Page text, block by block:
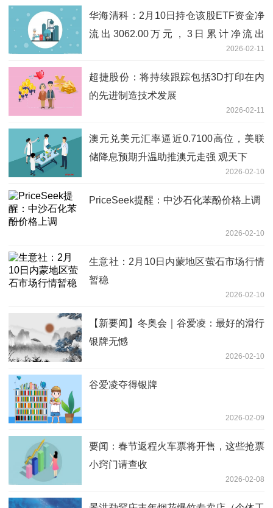
华海清科：2月10日持仓该股ETF资金净
流出3062.00万元，3日累计净流出
2026-02-11
超捷股份：将持续跟踪包括3D打印在内
的先进制造技术发展
2026-02-11
澳元兑美元汇率逼近0.7100高位，美联
储降息预期升温助推澳元走强 观天下
2026-02-10
PriceSeek提醒：中沙石化苯酚价格上调
2026-02-10
生意社：2月10日内蒙地区萤石市场行情
暂稳
2026-02-10
【新要闻】冬奥会｜谷爱凌：最好的滑行
银牌无憾
2026-02-10
谷爱凌夺得银牌
2026-02-09
要闻：春节返程火车票将开售，这些抢票
小窍门请查收
2026-02-08